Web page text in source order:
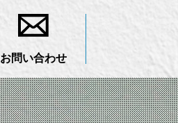
お問い合わせ